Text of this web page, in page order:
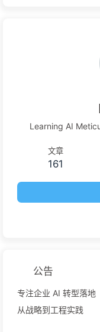
Learning AI
文章
161
公告
专注企业 AI 转型落地
从战略到工程实践